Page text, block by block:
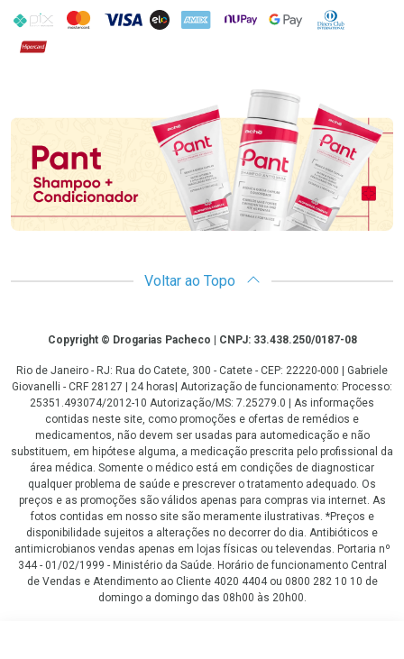
PIX MasterCard
VISA ELO AMEX NuPay Google PayDiners Club
Hipercard
Promoção em Destaque
Voltar ao Topo
CopyrightCopyright © Drogarias Pacheco | CNPJ: 33.438.250/0187-08
Rio de Janeiro - RJ: Rua do Catete, 300 - Catete - CEP: 22220-000 | Gabriele
Giovanelli - CRF 28127 | 24 horas| Autorização de funcionamento: Processo:
25351.493074/2012-10 Autorização/MS: 7.25279.0 | As informações
contidas neste site, como promoções e ofertas de remédios e
medicamentos, não devem ser usadas para automedicação e não
substituem, em hipótese alguma, a medicação prescrita pelo profissional da
área médica. Somente o médico está em condições de diagnosticar
qualquer problema de saúde e prescrever o tratamento adequado. Os
preços e as promoções são válidos apenas para compras via internet. As
fotos contidas em nosso site são meramente ilustrativas. *Preços e
disponibilidade sujeitos a alterações no decorrer do dia. Antibióticos e
antimicrobianos vendas apenas em lojas físicas ou televendas. Portaria nº
344 - 01/02/1999 - Ministério da Saúde. Horário de funcionamento Central
de Vendas e Atendimento ao Cliente 4020 4404 ou 0800 282 10 10 de
domingo a domingo das 08h00 às 20h00.